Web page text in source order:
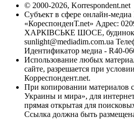
© 2000-2026, Korrespondent.net
Субъект в сфере онлайн-
«КореспонденТ.net» Адрес:
ХАРКІВСЬКЕ ШОСЕ, будинок
sunlight@mediadim.com.ua
Идентификатор медиа - R40-
Использование любых
сайте, разрешается при
Корреспондент.net.
При копировании материалов
Украины и мира», для
прямая открытая для
Ссылка должна быть